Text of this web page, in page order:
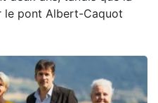
le pont Albert-Caquot